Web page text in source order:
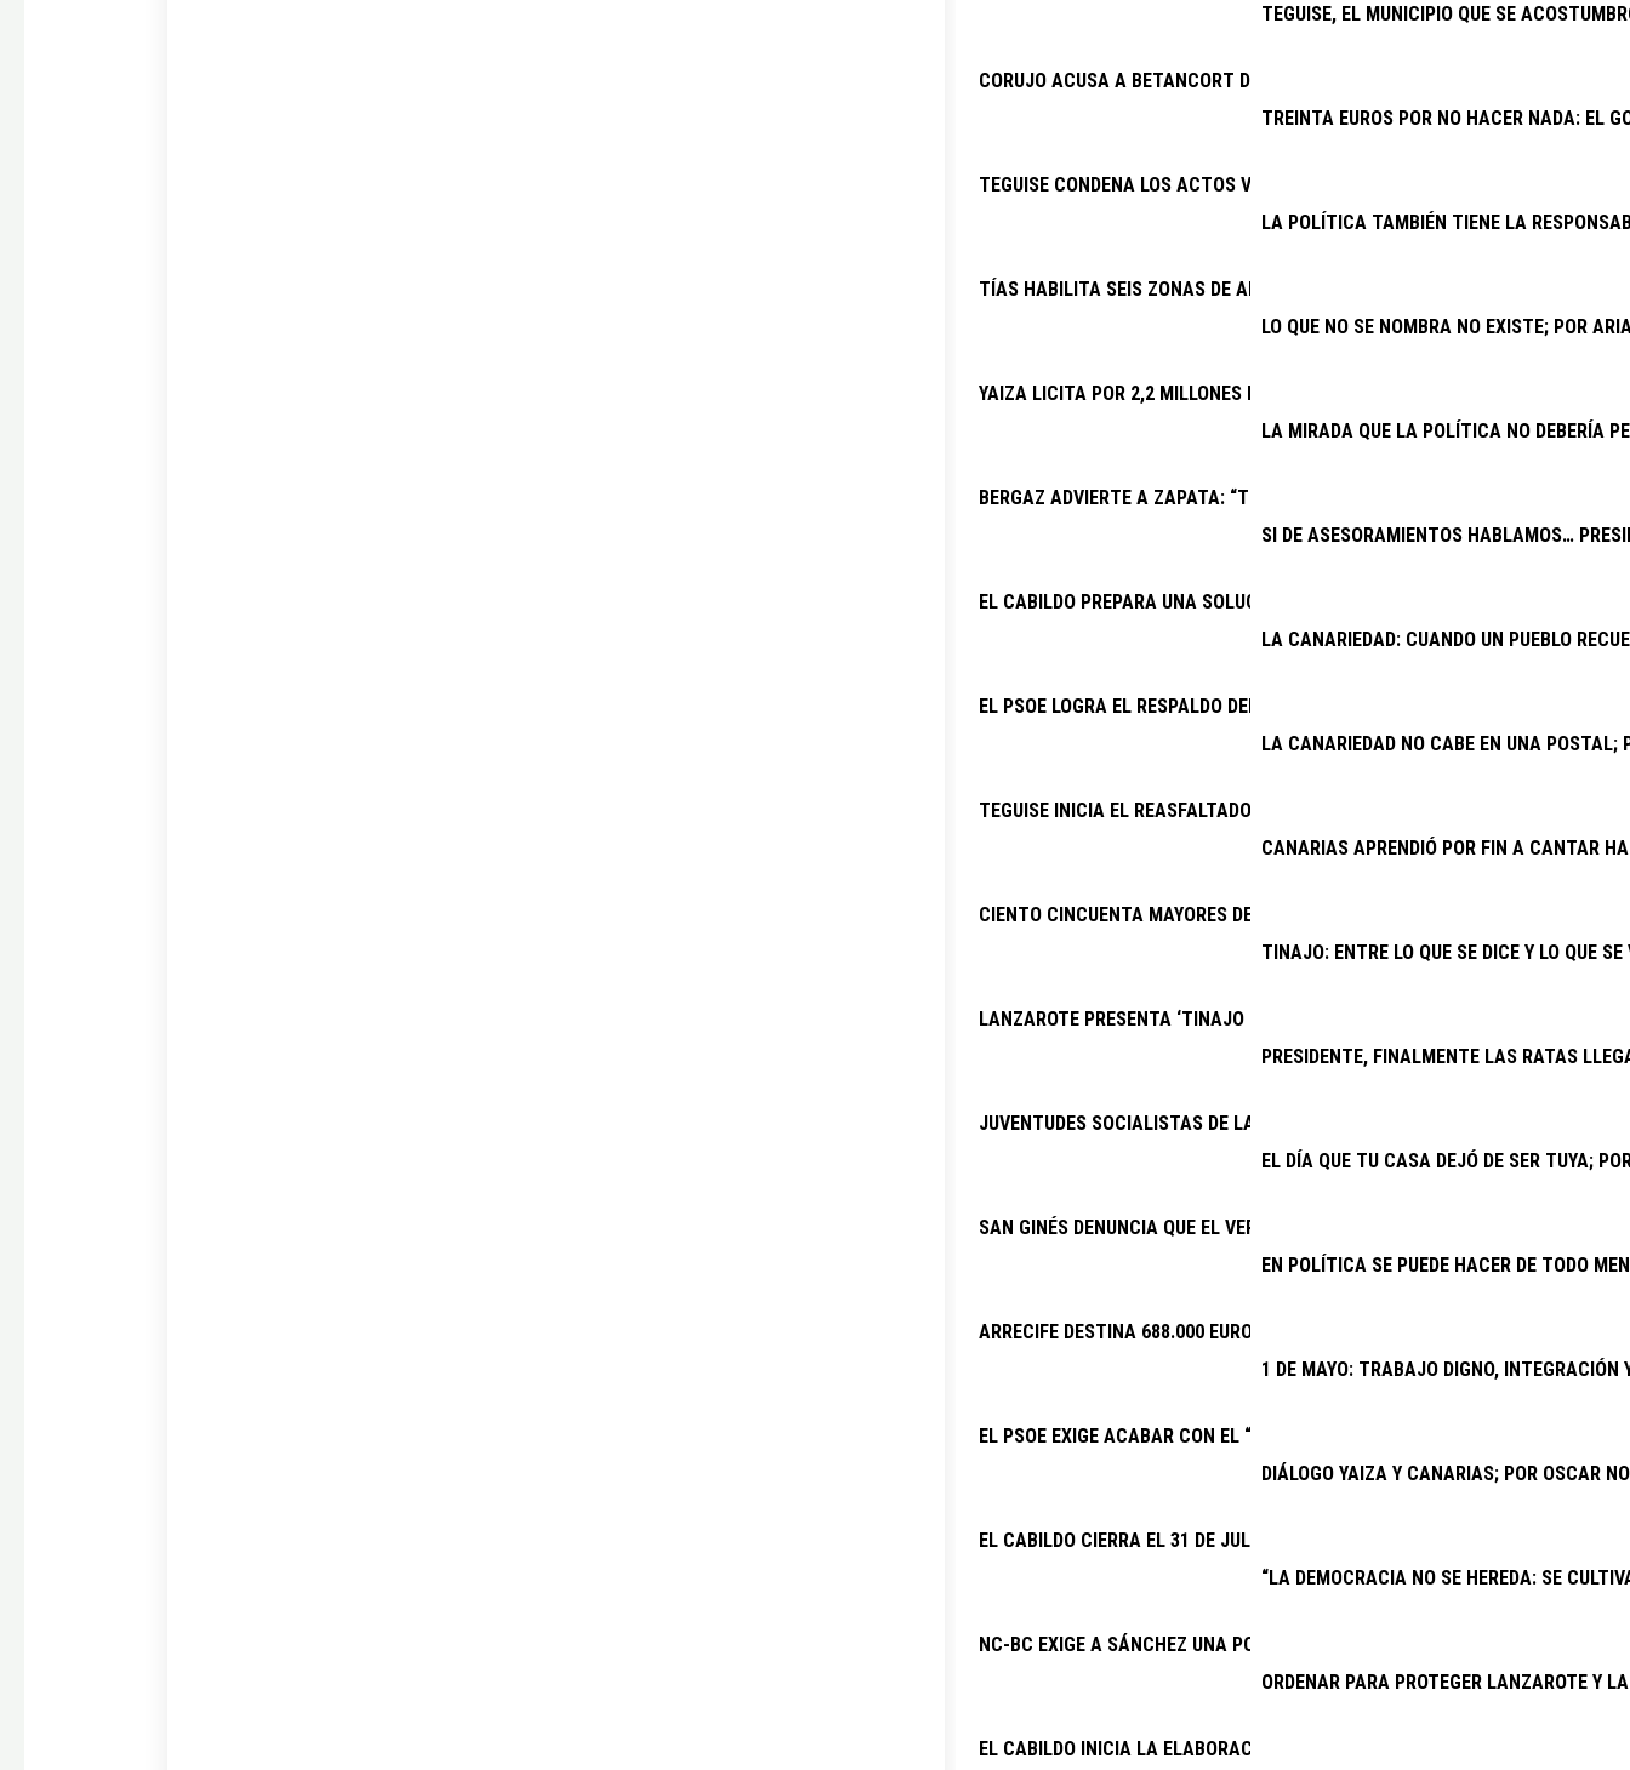
CORUJO ACUSA A BETANCORT DE PAGAR 15.500 EUROS A JOSÉ MARÍA
TEGUISE CONDENA LOS ACTOS VANDÁLICOS CONTRA ESPACIOS PÚBLICOS
TÍAS HABILITA SEIS ZONAS DE APARCAMIENTO Y REFUERZA TAXIS Y
YAIZA LICITA POR 2,2 MILLONES LAS MEJORAS DEL CAMPO DE FÚTBOL DE
BERGAZ ADVIERTE A ZAPATA: “TRAS UN AÑO DE CONFLICTO
EL CABILDO PREPARA UNA SOLUCIÓN PARA EL DRENAJE DE LA CARRETERA
EL PSOE LOGRA EL RESPALDO DEL CABILDO A UNA VENTANILLA ÚNICA PARA
TEGUISE INICIA EL REASFALTADO DE VARIAS CALLES DE LOS COCOTEROS
CIENTO CINCUENTA MAYORES DE YAIZA FESTEJAN EL DÍA DEL ABUELO
LANZAROTE PRESENTA ‘TINAJO PARA TODOS’, EL PRIMER EQUIPO
JUVENTUDES SOCIALISTAS DE LANZAROTE Y LA GRACIOSA: “LAS BECAS DEL
SAN GINÉS DENUNCIA QUE EL VERANO JOVEN VUELVE A DISCRIMINAR A
ARRECIFE DESTINA 688.000 EUROS A EVENTOS DEPORTIVOS DE INTERÉS
EL PSOE EXIGE ACABAR CON EL “SECUESTRO” DE LA NUEVA PARADA
EL CABILDO CIERRA EL 31 DE JULIO EL PLAZO PARA QUE CLUBES Y
NC-BC EXIGE A SÁNCHEZ UNA POSICIÓN FIRME SOBRE EL SÁHARA
EL CABILDO INICIA LA ELABORACIÓN DEL PRESUPUESTO GENERAL DE 2027
TEGUISE, EL MUNICIPIO QUE SE
TREINTA EUROS POR NO HACER NADA: EL
LA POLÍTICA TAMBIÉN TIENE LA
LO QUE NO SE NOMBRA NO EXISTE; POR
LA MIRADA QUE LA POLÍTICA NO DEBERÍA
SI DE ASESORAMIENTOS HABLAMOS…
LA CANARIEDAD: CUANDO UN PUEBLO
LA CANARIEDAD NO CABE EN UNA POSTAL;
CANARIAS APRENDIÓ POR FIN A CANTAR
TINAJO: ENTRE LO QUE SE DICE Y LO QUE
PRESIDENTE, FINALMENTE LAS RATAS
EL DÍA QUE TU CASA DEJÓ DE SER TUYA;
EN POLÍTICA SE PUEDE HACER DE TODO
1 DE MAYO: TRABAJO DIGNO, INTEGRACIÓN
DIÁLOGO YAIZA Y CANARIAS; POR OSCAR
“LA DEMOCRACIA NO SE HEREDA: SE
ORDENAR PARA PROTEGER LANZAROTE Y